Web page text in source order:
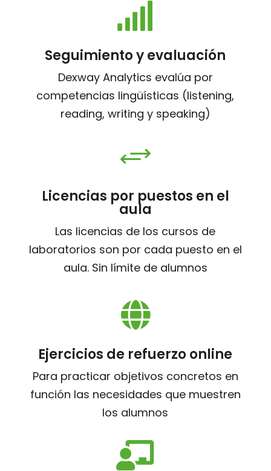

Seguimiento y evaluación
Dexway Analytics evalúa por
competencias lingüísticas (listening,
reading, writing y speaking)
+
Licencias por puestos en el
aula
Las licencias de los cursos de
laboratorios son por cada puesto en el
aula. Sin límite de alumnos

Ejercicios de refuerzo online
Para practicar objetivos concretos en
función las necesidades que muestren
los alumnos
